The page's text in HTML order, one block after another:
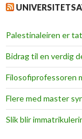
Palestinaleiren er
Bidrag til en verdig
Filosofiprofessoren
Flere med master
Slik blir